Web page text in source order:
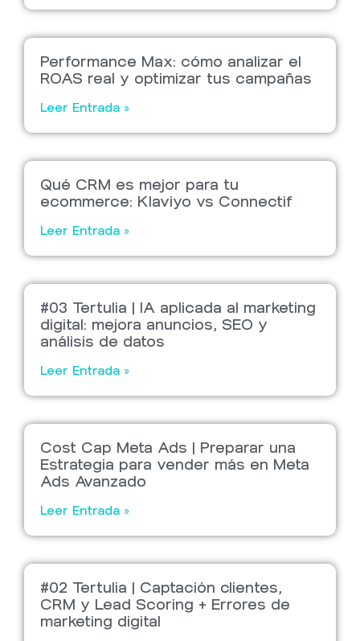
Performance Max: cómo analizar el
ROAS real y optimizar tus campañas
Leer Entrada »
Qué CRM es mejor para tu
ecommerce: Klaviyo vs Connectif
Leer Entrada »
#03 Tertulia | IA aplicada al marketing
digital: mejora anuncios, SEO y
análisis de datos
Leer Entrada »
Cost Cap Meta Ads | Preparar una
Estrategia para vender más en Meta
Ads Avanzado
Leer Entrada »
#02 Tertulia | Captación clientes,
CRM y Lead Scoring + Errores de
marketing digital